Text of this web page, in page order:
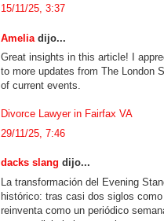
15/11/25, 3:37
Amelia dijo...
Great insights in this article! I
to more updates from The London
of current events.
Divorce Lawyer in Fairfax VA
29/11/25, 7:46
dacks slang dijo...
La transformación del Evening
histórico: tras casi dos siglos
reinventa como un periódico